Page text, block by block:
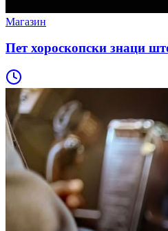
Магазин
Пет хороскопски знаци